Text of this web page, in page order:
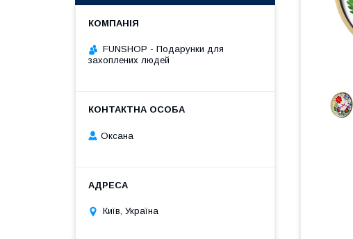
FUNSHOP - Подарунки для
захоплених людей
Оксана
Київ, Україна